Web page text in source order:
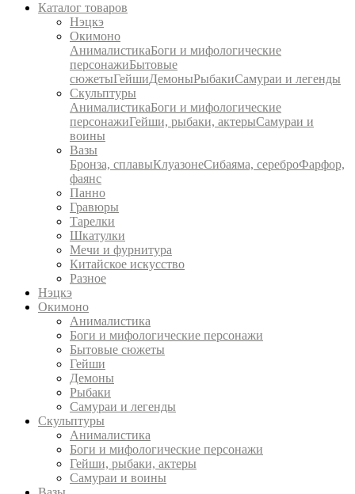
Каталог товаров
Нэцкэ
Окимоно
АнималистикаБоги и мифологические
персонажиБытовые
сюжетыГейшиДемоныРыбакиСамураи и легенды
Скульптуры
АнималистикаБоги и мифологические
персонажиГейши, рыбаки, актерыСамураи и
воины
Вазы
Бронза, сплавыКлуазонеСибаяма, сереброФарфор,
фаянс
Панно
Гравюры
Тарелки
Шкатулки
Мечи и фурнитура
Китайское искусство
Разное
Нэцкэ
Окимоно
Анималистика
Боги и мифологические персонажи
Бытовые сюжеты
Гейши
Демоны
Рыбаки
Самураи и легенды
Скульптуры
Анималистика
Боги и мифологические персонажи
Гейши, рыбаки, актеры
Самураи и воины